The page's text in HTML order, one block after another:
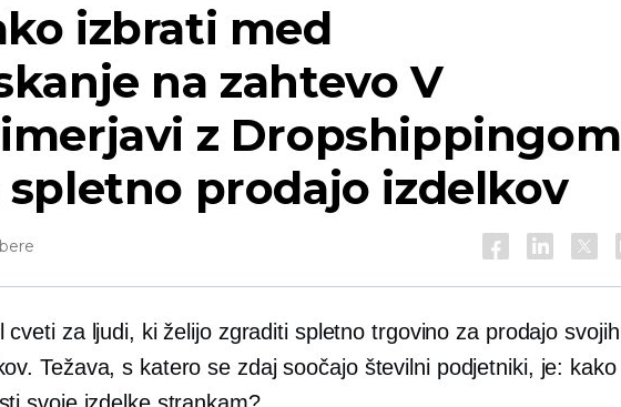
izbrati med
na zahtevo V
z Dropshippingom
spletno prodajo izdelkov
cveti za ljudi, ki želijo zgraditi spletno trgovino za prodajo svojih
Težava, s katero se zdaj soočajo številni podjetniki, je: kako